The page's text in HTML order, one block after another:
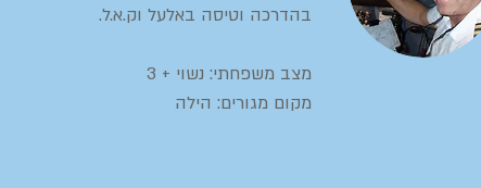
בהדרכה וטיסה באלעל וק.א.ל.
מצב משפחתי: נשוי + 3
מקום מגורים: הילה